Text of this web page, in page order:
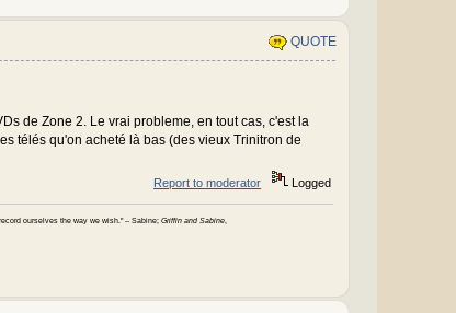
QUOTE
de Zone 2. Le vrai probleme, en tout cas, c'est la
télés qu'on acheté là bas (des vieux Trinitron de
Report to moderator Logged
ourselves the way we wish." -- Sabine; Griffin and Sabine,